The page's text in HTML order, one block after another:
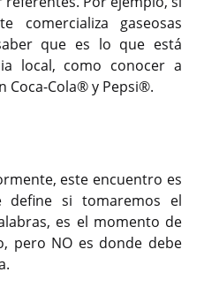
comercializa gaseosas
que es lo que está
local, como conocer a
Coca-Cola® y Pepsi®.
este encuentro es
define si tomaremos el
es el momento de
pero NO es donde debe